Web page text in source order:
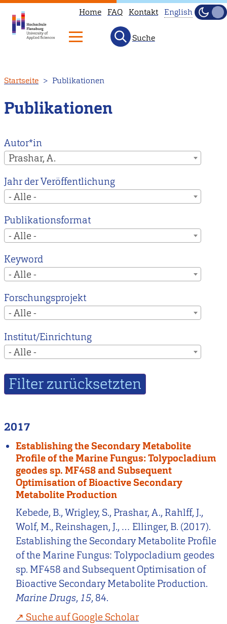
zum
Inhalt
Home FAQ Kontakt
to
our
main
instead.
English
Hell
Suche
Startseite Publikationen
Publikationen
Autor*in
Prashar, A.
Jahr der Veröffentlichung
- Alle -
Publikationsformat
- Alle -
Keyword
- Alle -
Forschungsprojekt
- Alle -
Institut/Einrichtung
- Alle -
2017
Establishing the Secondary Metabolite
Profile of the Marine Fungus: Tolypocladium
geodes sp. MF458 and Subsequent
Optimisation of Bioactive Secondary
Metabolite Production
Kebede, B., Wrigley, S., Prashar, A., Rahlff, J.,
Wolf, M., Reinshagen, J., … Ellinger, B. (2017).
Establishing the Secondary Metabolite Profile
of the Marine Fungus: Tolypocladium geodes
sp. MF458 and Subsequent Optimisation of
Bioactive Secondary Metabolite Production.
Marine Drugs, 15, 84.
Suche auf Google Scholar